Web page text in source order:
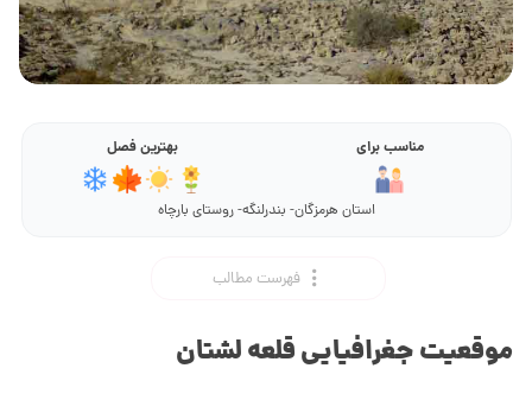
مناسب برای بهترین فصل
استان هرمزگان- بندرلنگه- روستای بارچاه
فهرست مطالب
موقعیت جغرافیایی قلعه لشتان